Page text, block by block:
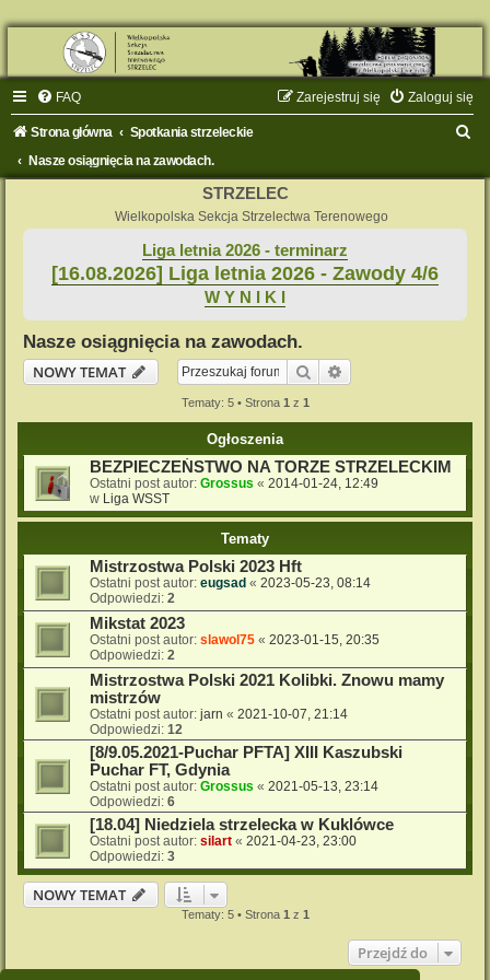
FAQ Zaloguj się
Zarejestruj się
Strona główna
Spotkania strzeleckie
Nasze osiągnięcia na zawodach.
STRZELEC
Wielkopolska Sekcja Strzelectwa Terenowego
Liga letnia 2026 - terminarz
[16.08.2026] Liga letnia 2026 - Zawody 4/6
W Y N I K I
Nasze osiągnięcia na zawodach.
NOWY TEMAT
Szukaj
Tematy: 5 • Strona 1 z 1
Ogłoszenia
BEZPIECZEŃSTWO NA TORZE STRZELECKIM
Ostatni post autor: Grossus « 2014-01-24, 12:49
w Liga WSST
Tematy
Mistrzostwa Polski 2023 Hft
Ostatni post autor: eugsad « 2023-05-23, 08:14
Odpowiedzi: 2
Mikstat 2023
Ostatni post autor: slawol75 « 2023-01-15, 20:35
Odpowiedzi: 2
Mistrzostwa Polski 2021 Kolibki. Znowu mamy
mistrzów
Ostatni post autor: jarn « 2021-10-07, 21:14
Odpowiedzi: 12
[8/9.05.2021-Puchar PFTA] XIII Kaszubski
Puchar FT, Gdynia
Ostatni post autor: Grossus « 2021-05-13, 23:14
Odpowiedzi: 6
[18.04] Niedziela strzelecka w Kuklówce
Ostatni post autor: silart « 2021-04-23, 23:00
Odpowiedzi: 3
NOWY TEMAT
Tematy: 5 • Strona 1 z 1
Przejdź do